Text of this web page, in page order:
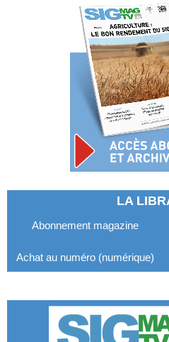
LA
Abonnement magazine
Achat au numéro (numérique)